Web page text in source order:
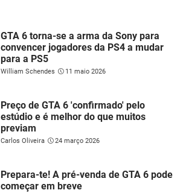
GTA 6 torna-se a arma da Sony para
convencer jogadores da PS4 a mudar
para a PS5
William Schendes 11 maio 2026
Preço de GTA 6 'confirmado' pelo
estúdio e é melhor do que muitos
previam
Carlos Oliveira 24 março 2026
Prepara-te! A pré-venda de GTA 6 pode
começar em breve